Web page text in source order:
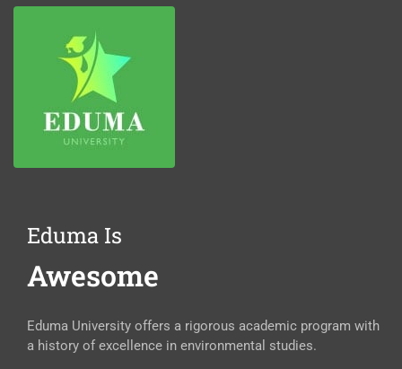
Eduma Is
Awesome
Eduma University offers a rigorous academic program with
a history of excellence in environmental studies.